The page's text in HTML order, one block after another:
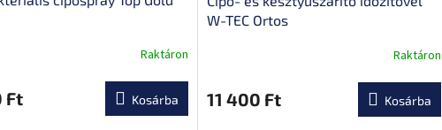
Raktáron
Ft Kosárba
W-TEC Ortos
átlagos
értékelése
Raktáron
11 400 Ft Kosárba